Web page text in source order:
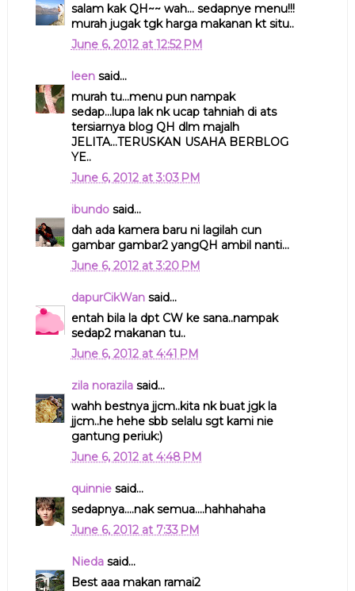
salam kak QH~~ wah... sedapnye menu!!!
murah jugak tgk harga makanan kt situ..
June 6, 2012 at 12:52 PM
leensaid...
murah tu...menu pun nampak
sedap...lupa lak nk ucap tahniah di ats
tersiarnya blog QH dlm majalh
JELITA...TERUSKAN USAHA BERBLOG
YE..
June 6, 2012 at 3:03 PM
ibundosaid...
dah ada kamera baru ni lagilah cun
gambar gambar2 yangQH ambil nanti...
June 6, 2012 at 3:20 PM
dapurCikWansaid...
entah bila la dpt CW ke sana..nampak
sedap2 makanan tu..
June 6, 2012 at 4:41 PM
zila norazilasaid...
wahh bestnya jjcm..kita nk buat jgk la
jjcm..he hehe sbb selalu sgt kami nie
gantung periuk:)
June 6, 2012 at 4:48 PM
quinniesaid...
sedapnya....nak semua....hahhahaha
June 6, 2012 at 7:33 PM
Niedasaid...
Best aaa makan ramai2